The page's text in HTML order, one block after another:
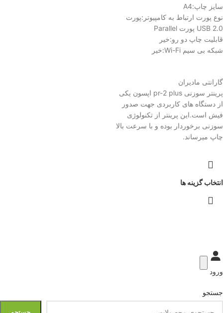
سایز چاپ:A4
نوع پورت ارتباط به کامپیوتر:پورت
USB 2.0 پورت Parallel
قابلیت چاپ دو رو:خیر
شبکه بی سیم Wi-Fi:خیر
گارانتی مادیران
پرینتر سوزنی pr-2 plus اپسون یکی
از دستگاه های کاربردی جهت صدور
فیش است.این پرینتر از تکنولوژی
سوزنی برخوردار بوده و با سرعت بالا
چاپ میرساند.
انتخاب گزینه ها
ورود
جستجو